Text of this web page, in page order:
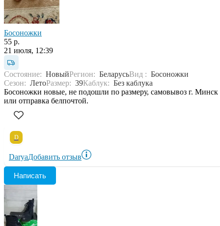
Босоножки
55 р.
21 июля, 12:39
Состояние: НовыйРегион: БеларусьВид : Босоножки
Сезон: ЛетоРазмер: 39Каблук: Без каблука
Босоножки новые, не подошли по размеру, самовывоз г. Минск
или отправка белпочтой.
D
DaryaДобавить отзыв
Написать